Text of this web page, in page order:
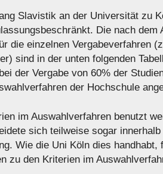
Slavistik an der Universität zu
Die nach dem
die einzelnen Vergabeverfahren
sind in der unten folgenden
der Vergabe von 60% der
der Hochschule
im Auswahlverfahren benutzt
sich teilweise sogar
Wie die Uni Köln dies handhabt,
zu den Kriterien im